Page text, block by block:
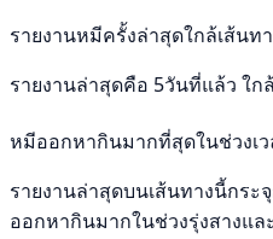
รายงานหมีครั้งล่าสุดใกล้เส้นท
รายงานล่าสุดคือ 5วันที่แล้ว ใ
หมีออกหากินมากที่สุดในช่วงเ
รายงานล่าสุดบนเส้นทางนี้กร
ออกหากินมากในช่วงรุ่งสางแล